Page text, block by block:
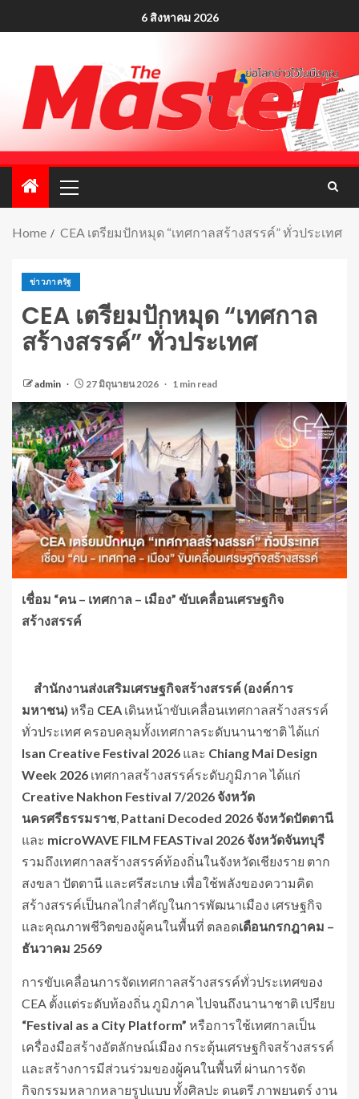
6 สิงหาคม 2026
Home CEA เตรียมปักหมุด “เทศกาลสร้างสรรค์” ทั่วประเทศ
ข่าวภาครัฐ
CEA เตรียมปักหมุด “เทศกาล
สร้างสรรค์” ทั่วประเทศ
admin 27 มิถุนายน 2026 1 min read
เชื่อม “คน – เทศกาล – เมือง” ขับเคลื่อนเศรษฐกิจ
สร้างสรรค์
สำนักงานส่งเสริมเศรษฐกิจสร้างสรรค์ (องค์การ
มหาชน) หรือ CEA เดินหน้าขับเคลื่อนเทศกาลสร้างสรรค์
ทั่วประเทศ ครอบคลุมทั้งเทศกาลระดับนานาชาติ ได้แก่
Isan Creative Festival 2026 และ Chiang Mai Design
Week 2026 เทศกาลสร้างสรรค์ระดับภูมิภาค ได้แก่
Creative Nakhon Festival 7/2026 จังหวัด
นครศรีธรรมราช, Pattani Decoded 2026 จังหวัดปัตตานี
และ microWAVE FILM FEASTival 2026จังหวัดจันทบุรี
รวมถึงเทศกาลสร้างสรรค์ท้องถิ่นในจังหวัดเชียงราย ตาก
สงขลา ปัตตานี และศรีสะเกษ เพื่อใช้พลังของความคิด
สร้างสรรค์เป็นกลไกสำคัญในการพัฒนาเมือง เศรษฐกิจ
และคุณภาพชีวิตของผู้คนในพื้นที่ ตลอดเดือนกรกฎาคม –
ธันวาคม 2569
การขับเคลื่อนการจัดเทศกาลสร้างสรรค์ทั่วประเทศของ
CEA ตั้งแต่ระดับท้องถิ่น ภูมิภาค ไปจนถึงนานาชาติ เปรียบ
“Festival as a City Platform” หรือการใช้เทศกาลเป็น
เครื่องมือสร้างอัตลักษณ์เมือง กระตุ้นเศรษฐกิจสร้างสรรค์
และสร้างการมีส่วนร่วมของผู้คนในพื้นที่ ผ่านการจัด
กิจกรรมหลากหลายรูปแบบ ทั้งศิลปะ ดนตรี ภาพยนตร์ งาน